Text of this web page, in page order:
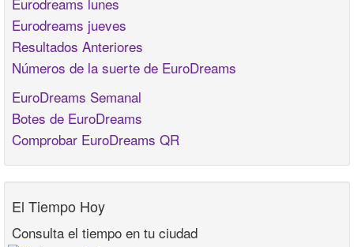
Eurodreams jueves
Resultados Anteriores
Números de la suerte de EuroDreams
EuroDreams Semanal
Botes de EuroDreams
Comprobar EuroDreams QR
El Tiempo Hoy
Consulta el tiempo en tu ciudad